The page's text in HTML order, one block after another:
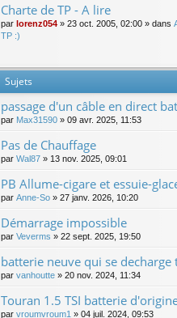
Charte de TP - A lire
par lorenz054 » 23 oct. 2005, 02:00 » dans
TP :)
Sujets
passage d'un câble en direct
par Max31590 » 09 avr. 2025, 11:53
Pas de Chauffage
par Wal87 » 13 nov. 2025, 09:01
PB Allume-cigare et essuie-
par Anne-So » 27 janv. 2026, 10:20
Démarrage impossible
par Veverms » 22 sept. 2025, 19:50
batterie neuve qui se decharge
par vanhoutte » 20 nov. 2024, 11:34
Touran 1.5 TSI batterie
par vroumvroum1 » 04 juil. 2024, 09:53